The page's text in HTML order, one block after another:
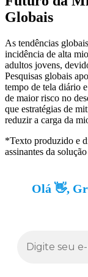
Globais
As tendências
incidência de alta
adultos jovens,
Pesquisas globais
tempo de tela diário
de maior risco no
que estratégias de
reduzir a carga da
*Texto produzido e
assinantes da solução
Olá 👋,